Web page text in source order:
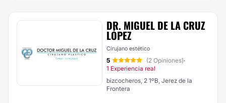
DR. MIGUEL DE LA CRUZ
LÓPEZ
Cirujano estético
5 (2 Opiniones)·
1 Experiencia real
bizcocheros, 2 1ºB, Jerez de la
Frontera